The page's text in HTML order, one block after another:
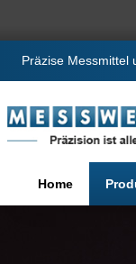
Präzise Messmittel
Home